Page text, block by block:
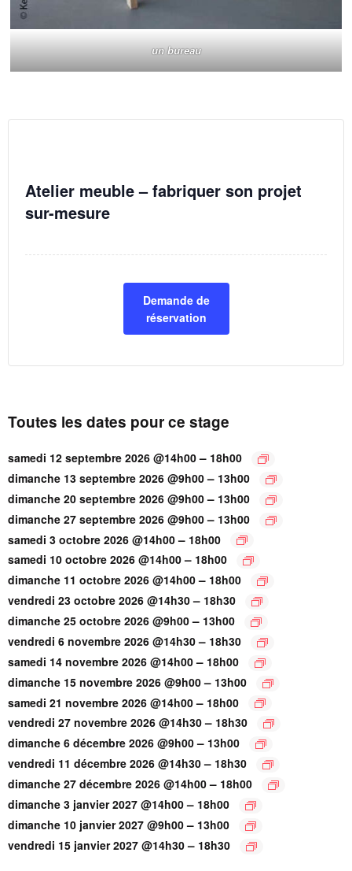
un bureau
Atelier meuble – fabriquer son projet
sur-mesure
Demande de
réservation
Toutes les dates pour ce stage
samedi 12 septembre 2026 @14h00– 18h00
dimanche 13 septembre 2026 @9h00– 13h00
dimanche 20 septembre 2026 @9h00– 13h00
dimanche 27 septembre 2026 @9h00– 13h00
samedi 3 octobre 2026 @14h00– 18h00
samedi 10 octobre 2026 @14h00– 18h00
dimanche 11 octobre 2026 @14h00– 18h00
vendredi 23 octobre 2026 @14h30– 18h30
dimanche 25 octobre 2026 @9h00– 13h00
vendredi 6 novembre 2026 @14h30– 18h30
samedi 14 novembre 2026 @14h00– 18h00
dimanche 15 novembre 2026 @9h00– 13h00
samedi 21 novembre 2026 @14h00– 18h00
vendredi 27 novembre 2026 @14h30– 18h30
dimanche 6 décembre 2026 @9h00– 13h00
vendredi 11 décembre 2026 @14h30– 18h30
dimanche 27 décembre 2026 @14h00– 18h00
dimanche 3 janvier 2027 @14h00– 18h00
dimanche 10 janvier 2027 @9h00– 13h00
vendredi 15 janvier 2027 @14h30– 18h30